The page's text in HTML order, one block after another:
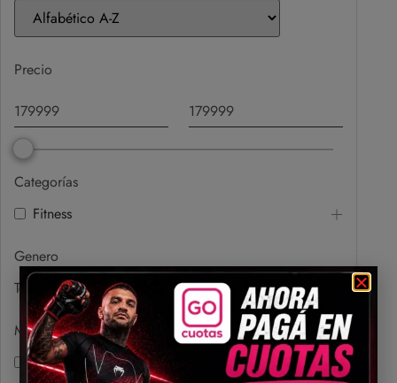
Precio
Categorías
Fitness
Genero
Todavía no hay términos de filtro
Marcas
Kimura